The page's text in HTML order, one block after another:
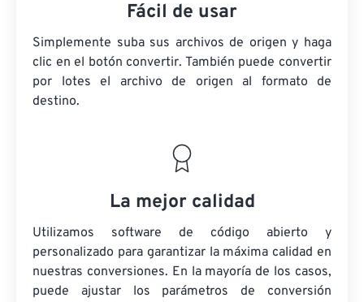
Fácil de usar
Simplemente suba sus archivos de origen y haga
clic en el botón convertir. También puede convertir
por lotes el archivo de origen al formato de
destino.
La mejor calidad
Utilizamos software de código abierto y
personalizado para garantizar la máxima calidad en
nuestras conversiones. En la mayoría de los casos,
puede ajustar los parámetros de conversión